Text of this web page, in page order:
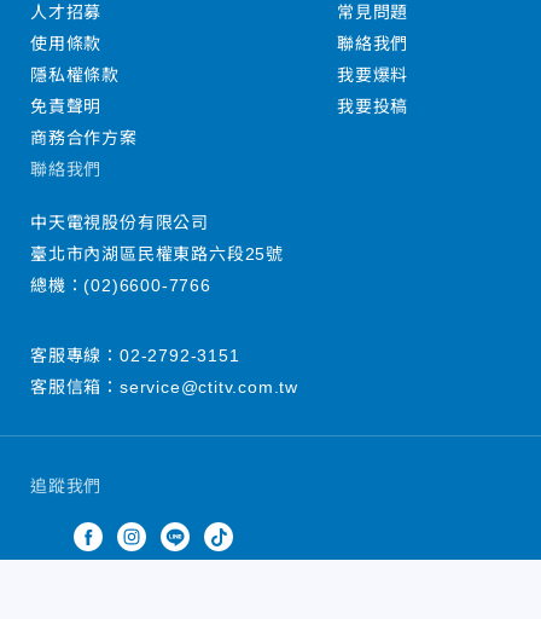
追蹤我們
人才招募
使用條款
隱私權條款
免責聲明
商務合作方案
常見問題
聯絡我們
我要爆料
我要投稿
聯絡我們
中天電視股份有限公司
臺北市內湖區民權東路六段25號
總機：(02)6600-7766
客服專線： 02-2792-3151
客服信箱： service@ctitv.com.tw